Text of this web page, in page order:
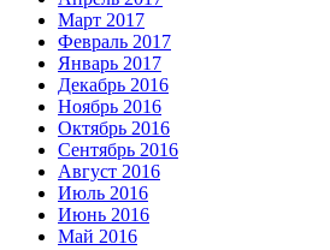
Март 2017
Февраль 2017
Январь 2017
Декабрь 2016
Ноябрь 2016
Октябрь 2016
Сентябрь 2016
Август 2016
Июль 2016
Июнь 2016
Май 2016